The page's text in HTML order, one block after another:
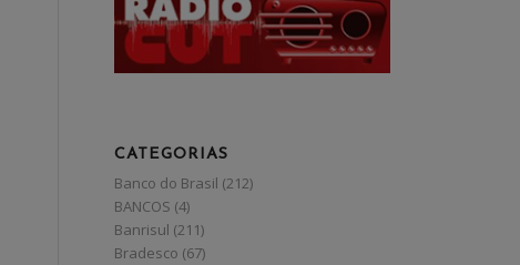
CATEGORIAS
Banco do Brasil (212)
BANCOS (4)
Banrisul (211)
Bradesco (67)